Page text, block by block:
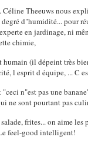
Céline Theeuws nous
d"humidité... pour
en jardinage, ni
chimie,
humain (il dépeint très
l esprit d équipe, ... C
n"est pas une
ne sont pourtant pas
frites... on aime
feel-good intelligent!